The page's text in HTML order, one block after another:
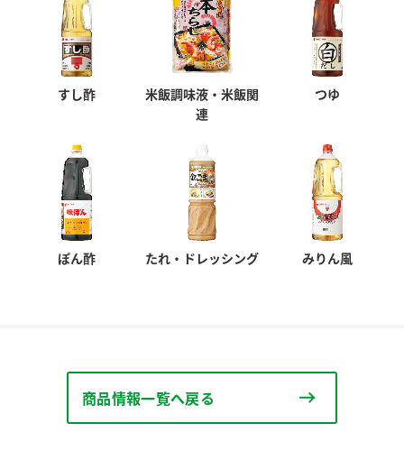
すし酢
米飯調味液・米飯関
連
つゆ
ぽん酢 たれ・ドレッシング みりん風
商品情報一覧へ戻る